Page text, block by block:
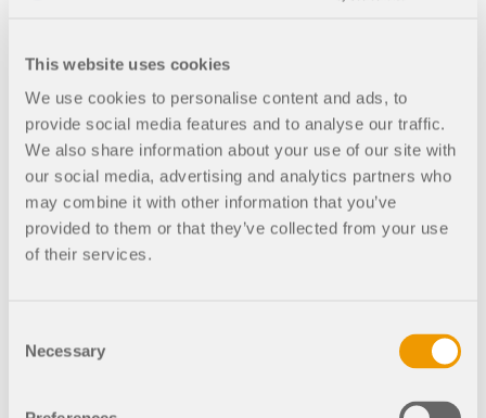
This website uses cookies
We use cookies to personalise content and ads, to
provide social media features and to analyse our traffic.
We also share information about your use of our site with
our social media, advertising and analytics partners who
may combine it with other information that you’ve
provided to them or that they’ve collected from your use
of their services.
Selection
Necessary
a3c-ingenierie.fr
Impianti di energia rinnovabile
Semplicità, flessibilità e potenza di c